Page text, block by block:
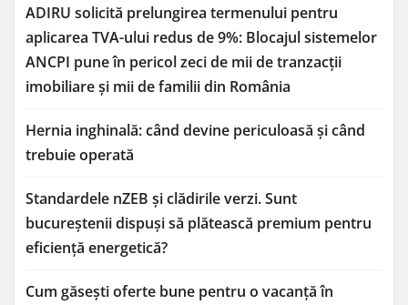
ADIRU solicită prelungirea termenului pentru
aplicarea TVA-ului redus de 9%: Blocajul sistemelor
ANCPI pune în pericol zeci de mii de tranzacții
imobiliare și mii de familii din România
Hernia inghinală: când devine periculoasă și când
trebuie operată
Standardele nZEB și clădirile verzi. Sunt
bucureștenii dispuși să plătească premium pentru
eficiență energetică?
Cum găsești oferte bune pentru o vacanță în